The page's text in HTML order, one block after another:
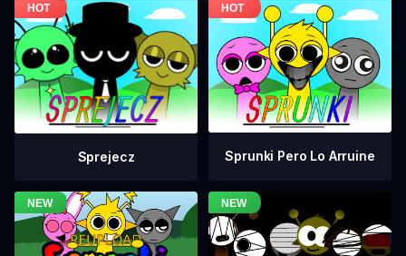
Sprejecz Sprunki Pero Lo Arruine